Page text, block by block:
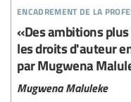
encadrement de la
«Des ambitions
les droits d'auteur
par Mugwena
Mugwena Maluleke